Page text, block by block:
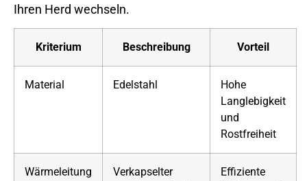
Ihren Herd wechseln.
Kriterium Beschreibung Vorteil
Material Edelstahl
Hohe
Langlebigkeit
und
Rostfreiheit
Wärmeleitung
Verkapselter
Effiziente